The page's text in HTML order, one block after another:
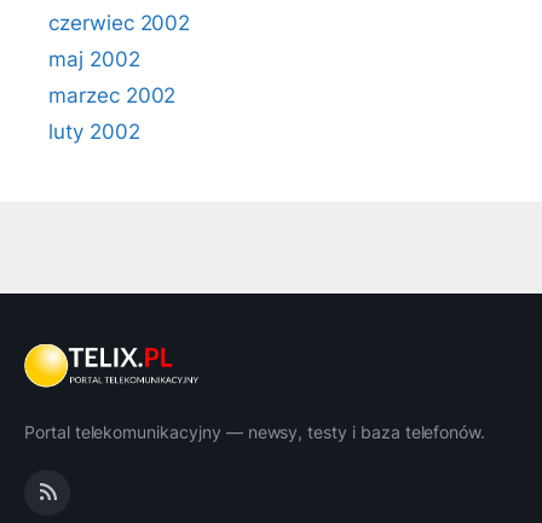
czerwiec 2002
maj 2002
marzec 2002
luty 2002
Portal telekomunikacyjny — newsy, testy i baza telefonów.